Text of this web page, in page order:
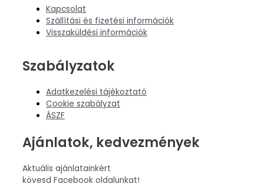
Kapcsolat
Szállítási és fizetési információk
Visszaküldési információk
Szabályzatok
Adatkezelési tájékoztató
Cookie szabályzat
ÁSZF
Ajánlatok, kedvezmények
Aktuális ajánlatainkért
kövesd Facebook oldalunkat!